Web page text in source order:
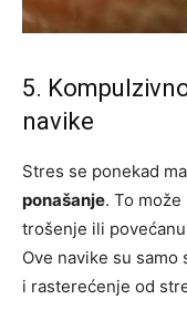
5.
navike
Stres se ponekad
ponašanje. To
trošenje ili
Ove navike su
i rasterećenje od